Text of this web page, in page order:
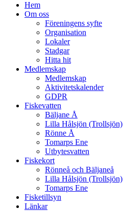
Hem
Om oss
Föreningens syfte
Organisation
Lokaler
Stadgar
Hitta hit
Medlemskap
Medlemskap
Aktivitetskalender
GDPR
Fiskevatten
Bäljane Å
Lilla Hålsjön (Trollsjön)
Rönne Å
Tomarps Ene
Utbytesvatten
Fiskekort
Rönneå och Bäljaneå
Lilla Hålsjön (Trollsjön)
Tomarps Ene
Fisketillsyn
Länkar